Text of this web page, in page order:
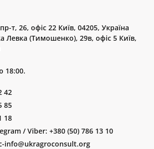
т, 26, офіс 22 Київ, 04205, Україна
Левка (Тимошенко), 29в, офіс 5 Київ,
18:00.
42
85
18
/ Viber: +380 (50) 786 13 10
info@ukragroconsult.org